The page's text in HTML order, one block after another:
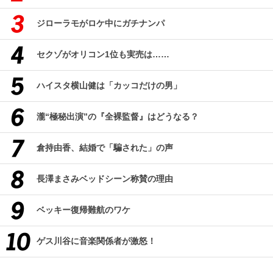
ジローラモがロケ中にガチナンパ
セクゾがオリコン1位も実売は……
ハイスタ横山健は「カッコだけの男」
瀧“極秘出演”の『全裸監督』はどうなる？
倉持由香、結婚で「騙された」の声
長澤まさみベッドシーン称賛の理由
ベッキー復帰難航のワケ
ゲス川谷に音楽関係者が激怒！